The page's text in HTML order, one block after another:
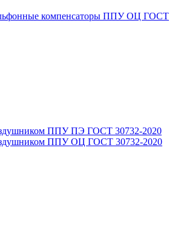
компенсаторы ППУ ОЦ ГОСТ
ППУ ПЭ ГОСТ 30732-2020
ППУ ОЦ ГОСТ 30732-2020